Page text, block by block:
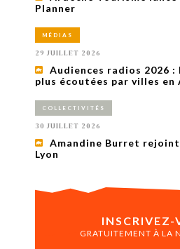
Planner
MÉDIAS
29 JUILLET 2026
Audiences radios 2026
plus écoutées par villes en
COLLECTIVITÉS
30 JUILLET 2026
Amandine Burret
Lyon
INSCRIVEZ-
GRATUITEMENT À LA